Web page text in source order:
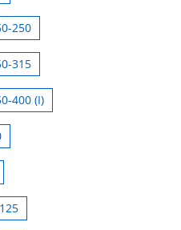
250
315
400 (I)